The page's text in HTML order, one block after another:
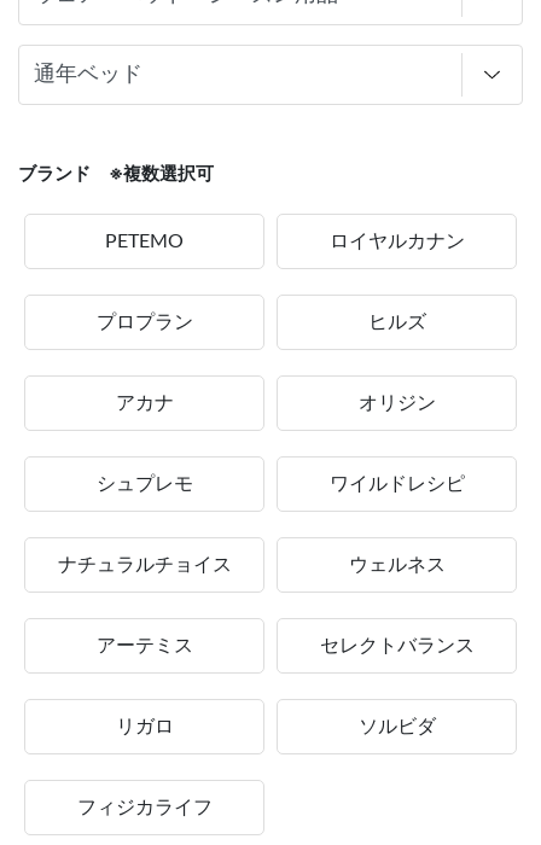
ブランド ※複数選択可
PETEMO ロイヤルカナン
プロプラン ヒルズ
アカナ オリジン
シュプレモ ワイルドレシピ
ナチュラルチョイス ウェルネス
アーテミス セレクトバランス
リガロ ソルビダ
フィジカライフ